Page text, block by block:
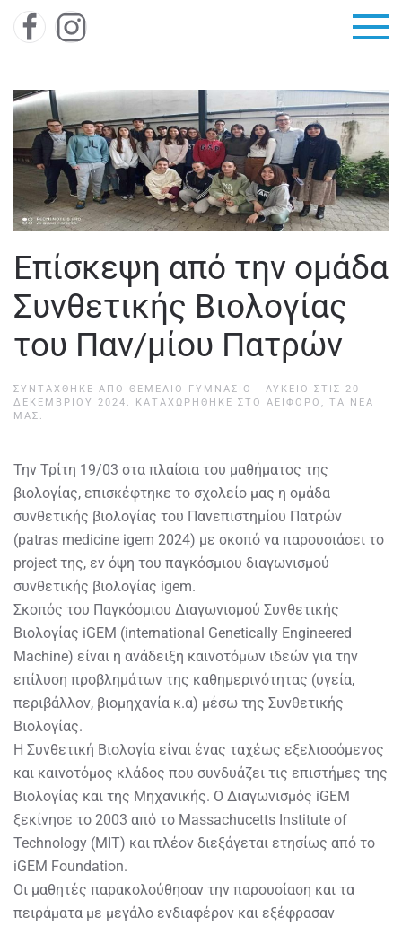
Skip to main content
Επίσκεψη από την ομάδα
Συνθετικής Βιολογίας
του Παν/μίου Πατρών
ΣΥΝΤΆΧΘΗΚΕ ΑΠΌ ΘΕΜΕΛΙΟ ΓΥΜΝΑΣΙΟ - ΛΥΚΕΙΟ ΣΤΙΣ 20
ΔΕΚΕΜΒΡΊΟΥ 2024 . ΚΑΤΑΧΩΡΉΘΗΚΕ ΣΤΟ ΑΕΙΦΌΡΟ , ΤΑ ΝΈΑ
ΜΑΣ .
Την Τρίτη 19/03 στα πλαίσια του μαθήματος της
βιολογίας, επισκέφτηκε το σχολείο μας η ομάδα
συνθετικής βιολογίας του Πανεπιστημίου Πατρών
(patras medicine igem 2024) με σκοπό να παρουσιάσει το
project της, εν όψη του παγκόσμιου διαγωνισμού
συνθετικής βιολογίας igem.
Σκοπός του Παγκόσμιου Διαγωνισμού Συνθετικής
Βιολογίας iGEM (international Genetically Engineered
Machine) είναι η ανάδειξη καινοτόμων ιδεών για την
επίλυση προβλημάτων της καθημερινότητας (υγεία,
περιβάλλον, βιομηχανία κ.α) μέσω της Συνθετικής
Βιολογίας.
Η Συνθετική Βιολογία είναι ένας ταχέως εξελισσόμενος
και καινοτόμος κλάδος που συνδυάζει τις επιστήμες της
Βιολογίας και της Μηχανικής. Ο Διαγωνισμός iGEM
ξεκίνησε το 2003 από το Massachucetts Institute of
Technology (MIT) και πλέον διεξάγεται ετησίως από το
iGEM Foundation.
Οι μαθητές παρακολούθησαν την παρουσίαση και τα
πειράματα με μεγάλο ενδιαφέρον και εξέφρασαν